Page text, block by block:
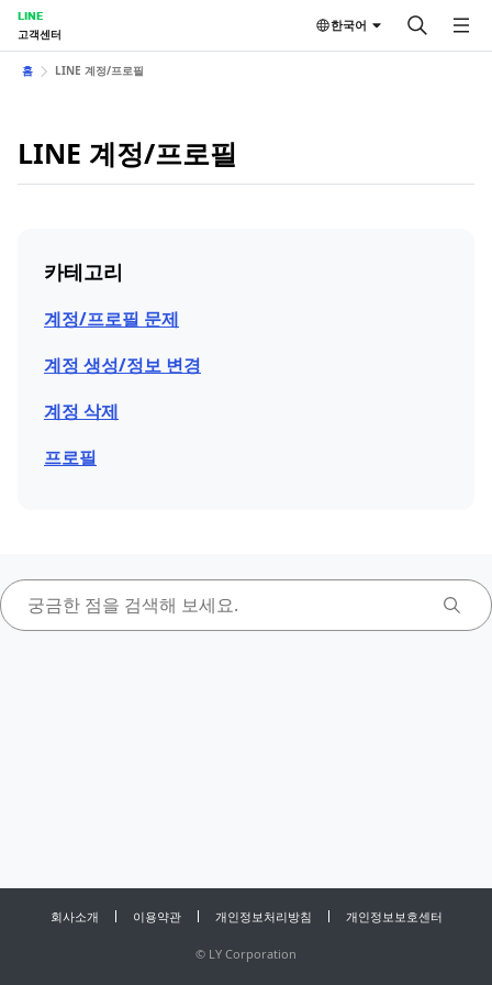
LINE
고객센터
한국어
홈 LINE 계정/프로필
LINE 계정/프로필
카테고리
계정/프로필 문제
계정 생성/정보 변경
계정 삭제
프로필
회사소개 이용약관 개인정보처리방침 개인정보보호센터
© LY Corporation